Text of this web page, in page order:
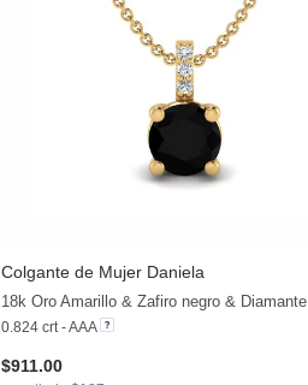
Colgante de Mujer Daniela
18k Oro Amarillo & Zafiro negro & Diamante
0.824 crt - AAA
$911.00